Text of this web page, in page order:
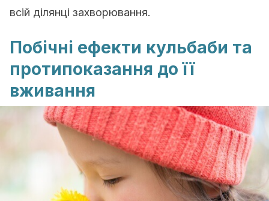
всій ділянці захворювання.
Побічні ефекти кульбаби та
протипоказання до її
вживання